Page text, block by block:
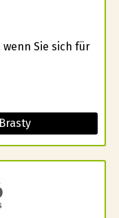
Sie sich für